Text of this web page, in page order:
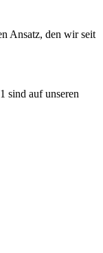
Ansatz, den wir seit
sind auf unseren